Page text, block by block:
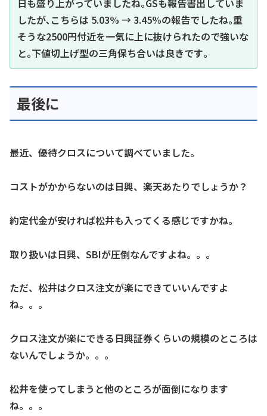
日も盛り上がっていましたね｡GSも報告書出していま
したが､こちらは 5.03% → 3.45%の報告でしたね｡重
そうな2500円付近を一気に上に抜けられたので強いな
と｡下値切上げ型の三角保ち合いは良きです｡
最後に
最近、優待クロスについて調べていました。
コストがかからないのは日興、楽天あたりでしょうか？
約定代金が安ければ松井も入ってくる感じですかね。
取り扱いは日興、SBIが圧倒なんですよね。。。
ただ、松井はクロス注文が楽にできていいんですよ
ね。。。
クロス注文が楽にできる日興証券くらいの規模のところは
ないんでしょうか。。。
松井を使ってしまうと他のところが面倒になります
ね。。。